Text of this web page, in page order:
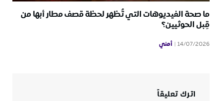
ما صحة الفيديوهات التي تُظهر لحظة قصف مطار أبها من
قِبل الحوثيين؟
14/07/2026 أمني
اترك تعليقاً